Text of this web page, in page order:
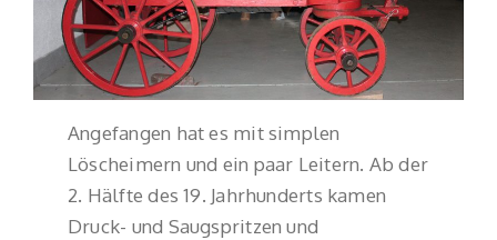
Angefangen hat es mit simplen
Löscheimern und ein paar Leitern. Ab der
2. Hälfte des 19. Jahrhunderts kamen
Druck- und Saugspritzen und